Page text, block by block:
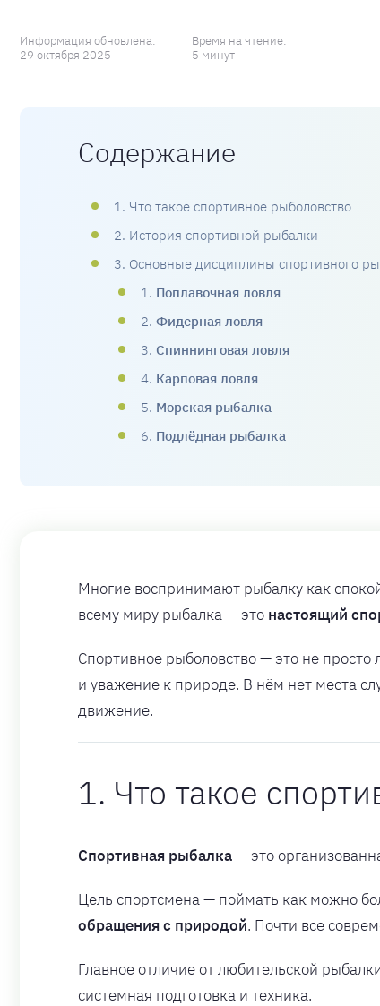
Информация обновлена:
29 октября 2025
Время на чтение:
5 минут
Содержание
1. Что такое спортивное рыболовство
2. История спортивной рыбалки
3. Основные дисциплины спортивного
1. Поплавочная ловля
2. Фидерная ловля
3. Спиннинговая ловля
4. Карповая ловля
5. Морская рыбалка
6. Подлёдная рыбалка
Многие воспринимают рыбалку как
всему миру рыбалка — это настоящий
Спортивное рыболовство — это не просто
и уважение к природе. В нём нет места
движение.
1. Что такое
Спортивная рыбалка— это
Цель спортсмена — поймать как можно
обращения с природой. Почти все
Главное отличие от любительской
системная подготовка и техника.